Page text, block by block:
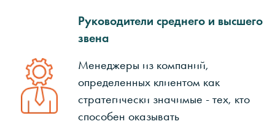
Руководители среднего и высшего
звена
Менеджеры из компаний,
определенных клиентом как
стратегически значимые - тех, кто
способен оказывать